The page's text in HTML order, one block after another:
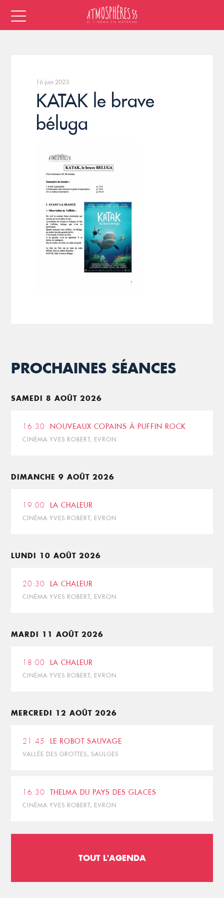
16 juin 2023
KATAK le brave
béluga
PROCHAINES SÉANCES
SAMEDI 8 AOÛT 2026
16:30 NOUVEAUX COPAINS À PUFFIN ROCK
CINÉMA YVES ROBERT, EVRON
DIMANCHE 9 AOÛT 2026
19:00 LA CHALEUR
CINÉMA YVES ROBERT, EVRON
LUNDI 10 AOÛT 2026
20:30 LA CHALEUR
CINÉMA YVES ROBERT, EVRON
MARDI 11 AOÛT 2026
18:00 LA CHALEUR
CINÉMA YVES ROBERT, EVRON
MERCREDI 12 AOÛT 2026
21:45 LE ROBOT SAUVAGE
VALLÉE DES GROTTES, SAULGES
16:30 THELMA DU PAYS DES GLACES
CINÉMA YVES ROBERT, EVRON
TOUT L'AGENDA